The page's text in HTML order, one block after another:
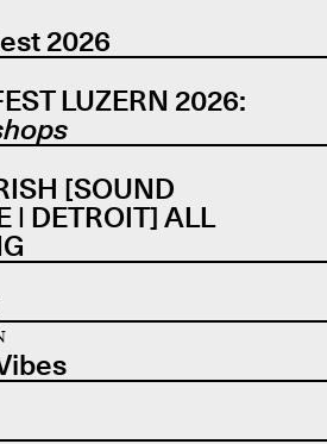
2026
LUZERN 2026:
[SOUND
| DETROIT] ALL